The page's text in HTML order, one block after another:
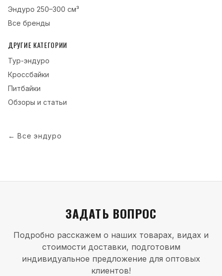
Эндуро 250–300 см³
Все бренды
ДРУГИЕ КАТЕГОРИИ
Тур-эндуро
Кроссбайки
Питбайки
Обзоры и статьи
←Все эндуро
ЗАДАТЬ ВОПРОС
Подробно расскажем о наших товарах, видах и
стоимости доставки, подготовим
индивидуальное предложение для оптовых
клиентов!